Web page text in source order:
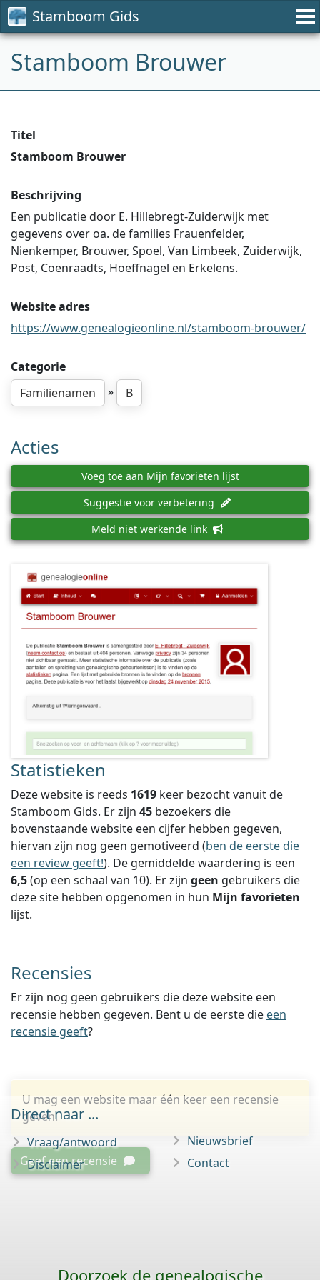
Stamboom Gids
Stamboom Brouwer
Titel
Stamboom Brouwer
Beschrijving
Een publicatie door E. Hillebregt-Zuiderwijk met
gegevens over oa. de families Frauenfelder,
Nienkemper, Brouwer, Spoel, Van Limbeek, Zuiderwijk,
Post, Coenraadts, Hoeffnagel en Erkelens.
Website adres
https://www.genealogieonline.nl/stamboom-brouwer/
Categorie
Familienamen
» B
Acties
Voeg toe aan Mijn favorieten lijst
Suggestie voor verbetering
Meld niet werkende link
Statistieken
Deze website is reeds 1619 keer bezocht vanuit de
Stamboom Gids. Er zijn 45 bezoekers die
bovenstaande website een cijfer hebben gegeven,
hiervan zijn nog geen gemotiveerd (ben de eerste die
een review geeft!). De gemiddelde waardering is een
6,5(op een schaal van 10). Er zijn geen gebruikers die
deze site hebben opgenomen in hun Mijn favorieten
lijst.
Recensies
Er zijn nog geen gebruikers die deze website een
recensie hebben gegeven. Bent u de eerste die een
recensie geeft?
U mag een website maar één keer een recensie
geven.
Geef een recensie
Direct naar ...
Vraag/antwoord
Disclaimer
Nieuwsbrief
Contact
Doorzoek de genealogische